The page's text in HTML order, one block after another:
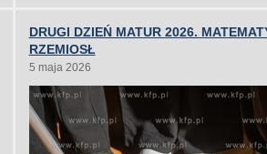
DRUGI DZIEŃ MATUR 2026.
RZEMIOSŁ
5 maja 2026